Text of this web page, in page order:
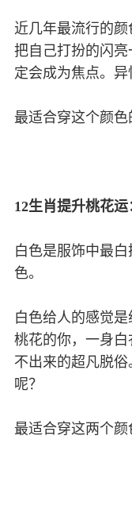
近几年最流行的
把自己打扮的闪
定会成为焦点。异
最适合穿这个颜
12生肖提升桃花
白色是服饰中最
色。
白色给人的感觉
桃花的你，一身
不出来的超凡脱
呢？
最适合穿这两个